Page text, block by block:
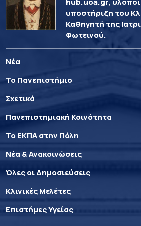
hub.uoa.gr,
υποστήριξη του
Καθηγητή της
Φωτεινού.
Νέα
Το Πανεπιστήμιο
Σχετικά
Πανεπιστημιακή Κοινότητα
Το ΕΚΠΑ στην Πόλη
Νέα & Ανακοινώσεις
Όλες οι Δημοσιεύσεις
Κλινικές Μελέτες
Επιστήμες Υγείας